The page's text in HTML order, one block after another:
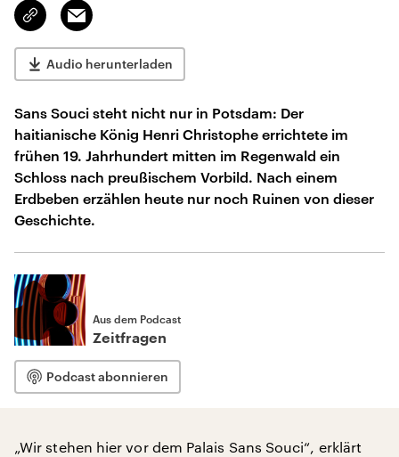
Link
kopieren/teilen
Email
Audio herunterladen
Sans Souci steht nicht nur in Potsdam: Der
haitianische König Henri Christophe errichtete im
frühen 19. Jahrhundert mitten im Regenwald ein
Schloss nach preußischem Vorbild. Nach einem
Erdbeben erzählen heute nur noch Ruinen von dieser
Geschichte.
Aus dem Podcast
Zeitfragen
Podcast abonnieren
„Wir stehen hier vor dem Palais Sans Souci“, erklärt